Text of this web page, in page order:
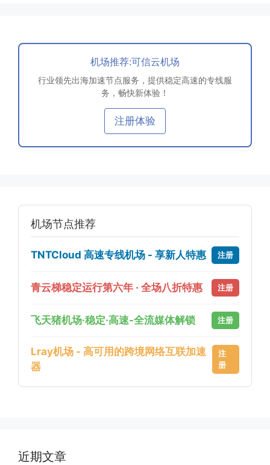
机场推荐:可信云机场
行业领先出海加速节点服务，提供稳定高速的专线服
务，畅快新体验！
注册体验
机场节点推荐
TNTCloud 高速专线机场 - 享新人特惠 注册
青云梯稳定运行第六年 · 全场八折特惠 注册
飞天猪机场·稳定·高速-全流媒体解锁 注册
Lray机场 - 高可用的跨境网络互联加速
器
注
册
近期文章